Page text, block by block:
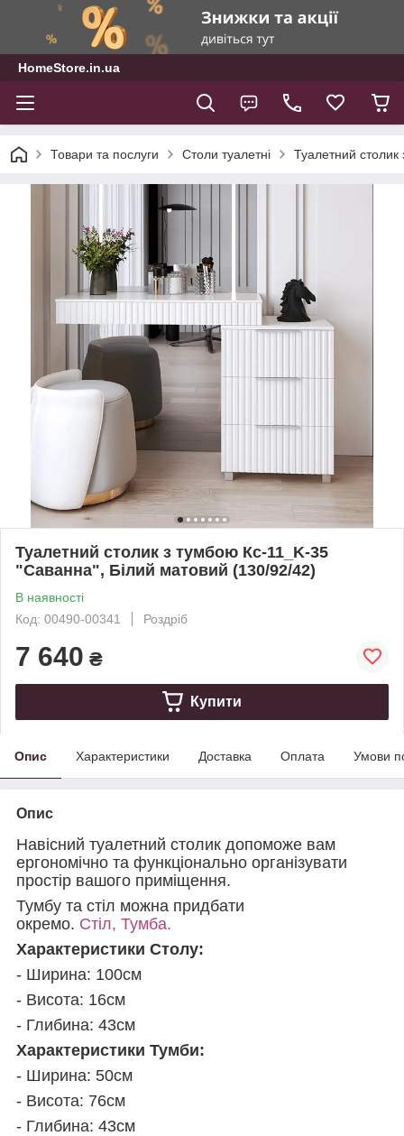
HomeStore.in.ua
Товари та послуги Столи туалетні Туалетний
Туалетний столик з тумбою Кс-11_K-35
"Саванна", Білий матовий (130/92/42)
В наявності
Код: 00490-00341
Роздріб
7 640 ₴
Купити
Опис Характеристики Доставка Оплата Умови
Опис
Навісний туалетний столик допоможе вам
ергономічно та функціонально організувати
простір вашого приміщення.
Тумбу та стіл можна придбати
окремо. Стіл, Тумба.
Характеристики Столу:
- Ширина: 100см
- Висота: 16см
- Глибина: 43см
Характеристики Тумби:
- Ширина: 50см
- Висота: 76см
- Глибина: 43см